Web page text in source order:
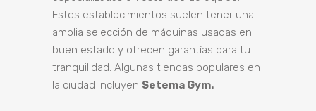
Estos establecimientos suelen tener una
amplia selección de máquinas usadas en
buen estado y ofrecen garantías para tu
tranquilidad. Algunas tiendas populares en
la ciudad incluyen Setema Gym.